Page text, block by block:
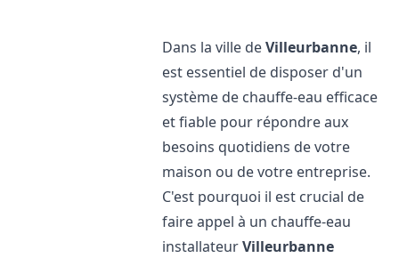
Dans la ville deVilleurbanne, il
est essentiel de disposer d'un
système de chauffe-eau efficace
et fiable pour répondre aux
besoins quotidiens de votre
maison ou de votre entreprise.
C'est pourquoi il est crucial de
faire appel à un chauffe-eau
installateurVilleurbanne